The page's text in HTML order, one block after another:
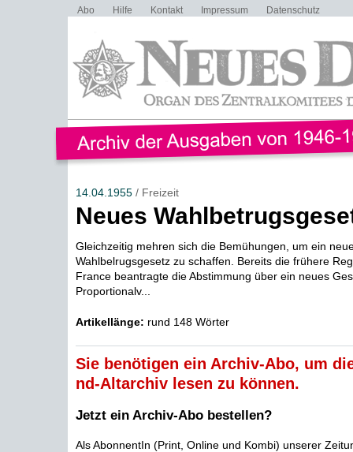
Abo Hilfe Kontakt Impressum Datenschutz
14.04.1955/ Freizeit
Neues
Gleichzeitig mehren sich die Bemühungen, um ein
Wahlbelrugsgesetz zu schaffen. Bereits die frühere
France beantragte die Abstimmung über ein neues
Proportionalv...
Artikellänge: rund 148 Wörter
Sie benötigen ein Archiv-Abo, um
nd-Altarchiv lesen zu können.
Jetzt ein Archiv-Abo bestellen?
Als AbonnentIn (Print, Online und Kombi) unserer